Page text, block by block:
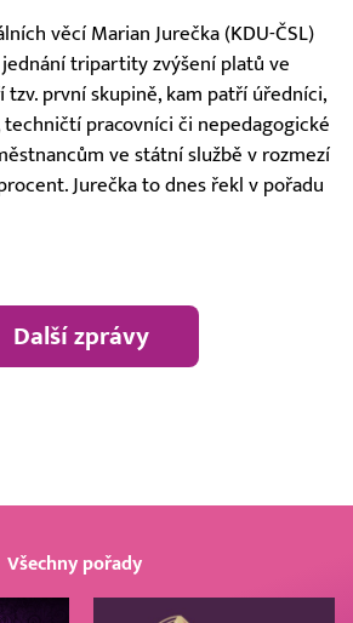
věcí Marian Jurečka (KDU-ČSL)
tripartity zvýšení platů ve
tzv. první skupině, kam patří úředníci,
pracovníci či nepedagogické
ve státní službě v rozmezí
Jurečka to dnes řekl v pořadu
Další zprávy
Všechny pořady